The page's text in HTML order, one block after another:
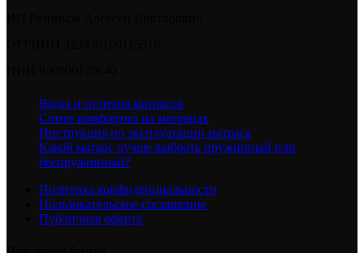
Виды и отличия матрасов
Спите комфортно на матрацах
Инструкция по эксплуатации матраса
Какой матрас лучше выбрать пружинный или
беспружинный?
Политика конфиденциальности
Пользовательское соглашение
Публичная оферта